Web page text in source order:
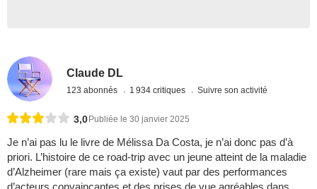
Claude DL
123 abonnés 1 934 critiques Suivre son activité
3,0 Publiée le 30 janvier 2025
Je n’ai pas lu le livre de Mélissa Da Costa, je n’ai donc pas d’à
priori. L’histoire de ce road-trip avec un jeune atteint de la maladie
d’Alzheimer (rare mais ça existe) vaut par des performances